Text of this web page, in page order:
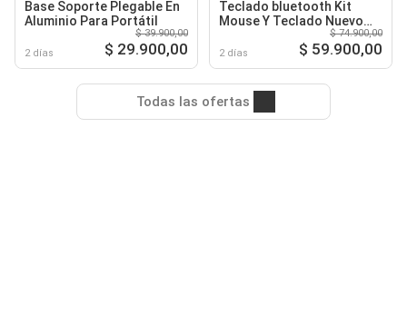
Base Soporte Plegable En
Aluminio Para Portátil
2 días
$ 39.900,00
$ 29.900,00
Teclado bluetooth Kit
Mouse Y Teclado Nuevo
2 días
$ 74.900,00
$ 59.900,00
Todas las ofertas